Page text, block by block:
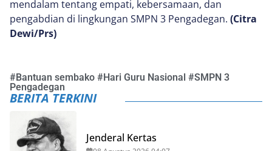
mendalam tentang empati, kebersamaan, dan
pengabdian di lingkungan SMPN 3 Pengadegan. (Citra
Dewi/Prs)
#Bantuan sembako #Hari Guru Nasional #SMPN 3
Pengadegan
BERITA TERKINI
Jenderal Kertas